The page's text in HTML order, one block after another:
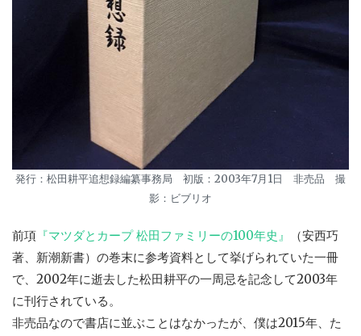
発行：松田耕平追想録編纂事務局 初版：2003年7月1日 非売品 撮
影：ビブリオ
前項 『マツダとカープ 松田ファミリーの100年史』
（安西巧
著、新潮新書）の巻末に参考資料として挙げられていた一冊
で、2002年に逝去した松田耕平の一周忌を記念して2003年
に刊行されている。
非売品なので書店に並ぶことはなかったが、僕は2015年、た